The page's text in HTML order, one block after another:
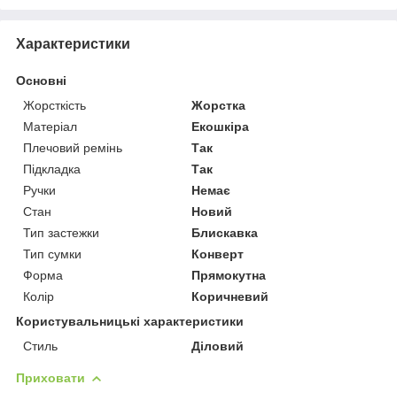
Характеристики
Основні
Жорсткість
Жорстка
Матеріал
Екошкіра
Плечовий ремінь
Так
Підкладка
Так
Ручки
Немає
Стан
Новий
Тип застежки
Блискавка
Тип сумки
Конверт
Форма
Прямокутна
Колір
Коричневий
Користувальницькі характеристики
Стиль
Діловий
Приховати